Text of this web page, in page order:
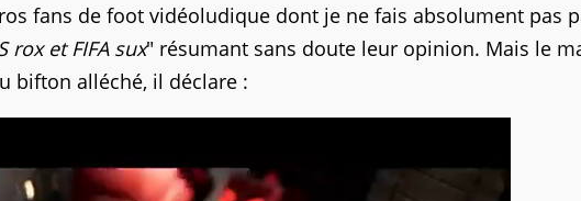
fans de foot vidéoludique dont je ne fais absolument pas
rox et FIFA sux" résumant sans doute leur opinion. Mais le
bifton alléché, il déclare :